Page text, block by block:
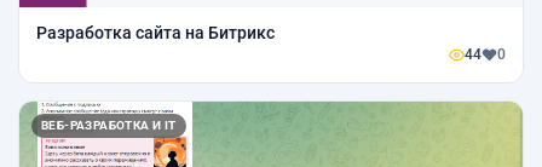
Разработка сайта на Битрикс
44 0
ВЕБ-РАЗРАБОТКА И IT